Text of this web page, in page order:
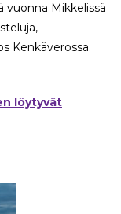
vuonna Mikkelissä
Kenkäverossa.
löytyvät